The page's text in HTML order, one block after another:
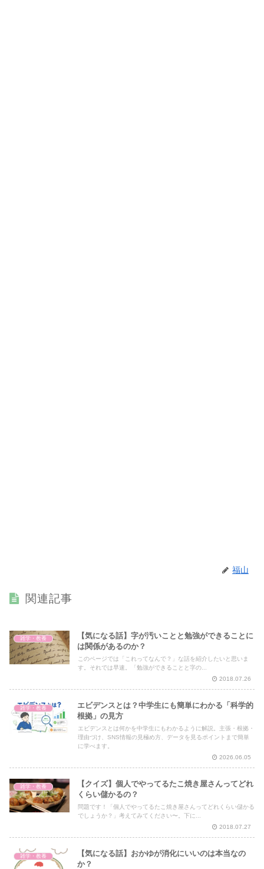
福山
関連記事
雑学・教養
【気になる話】字が汚いことと勉強ができることに
は関係があるのか？
このページでは「これってなんで？」な話を紹介したいと思いま
す。それでは早速。「勉強ができることと字の...
2018.07.26
雑学・教養
エビデンスとは？中学生にも簡単にわかる「科学的
根拠」の見方
エビデンスとは何かを中学生にもわかるように解説。主張・根拠・
理由づけ、SNS情報の見極め方、データを見るポイントまで簡単
に学べます。
2026.06.05
雑学・教養
【クイズ】個人でやってるたこ焼き屋さんってどれ
くらい儲かるの？
問題です！「個人でやってるたこ焼き屋さんってどれくらい儲かる
でしょうか？」考えてみてください〜。下に...
2018.07.27
雑学・教養
【気になる話】おかゆが消化にいいのは本当なの
か？